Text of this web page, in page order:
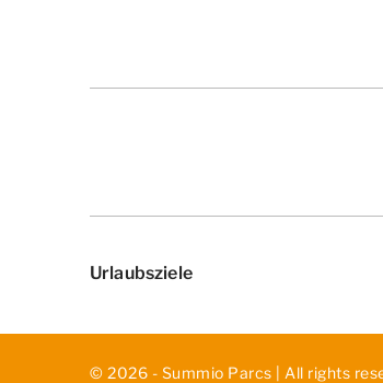
Urlaubsziele
© 2026 - Summio Parcs | All rights